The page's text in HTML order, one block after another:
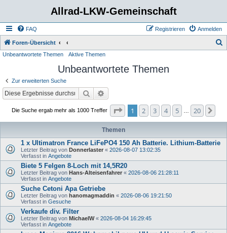
Allrad-LKW-Gemeinschaft
FAQ Anmelden
Registrieren
Foren-Übersicht
Unbeantwortete Themen Aktive Themen
Unbeantwortete Themen
Zur erweiterten Suche
Suche
Die Suche ergab mehr als 1000 Treffer Seite von
1 2 3 4 5 20
Themen
1 x Ultimatron France LiFePO4 150 Ah Batterie. Lithium-Batterie
Letzter Beitrag von Donnerlaster « 2026-08-07 13:02:35
Verfasst in Angebote
Biete 5 Felgen 8-Loch mit 14,5R20
Letzter Beitrag von Hans-Alteisenfahrer « 2026-08-06 21:28:11
Verfasst in Angebote
Suche Cetoni Apa Getriebe
Letzter Beitrag von hanomagmaddin « 2026-08-06 19:21:50
Verfasst in Gesuche
Verkaufe div. Filter
Letzter Beitrag von MichaelW« 2026-08-04 16:29:45
Verfasst in Angebote